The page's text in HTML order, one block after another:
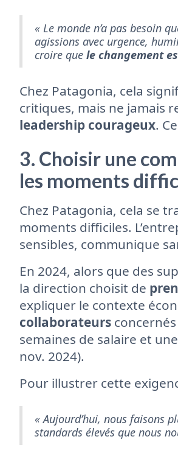
« Le monde n’a pas besoin
agissions avec urgence,
croire que le changement
Chez Patagonia, cela
critiques, mais ne jamais
leadership courageux.
3. Choisir une
les moments
Chez Patagonia, cela se
moments difficiles.
sensibles, communique
En 2024, alors que des
la direction choisit de
expliquer le contexte
collaborateurs
semaines de salaire et
nov. 2024).
Pour illustrer cette
« Aujourd’hui, nous faisons
standards élevés que nous